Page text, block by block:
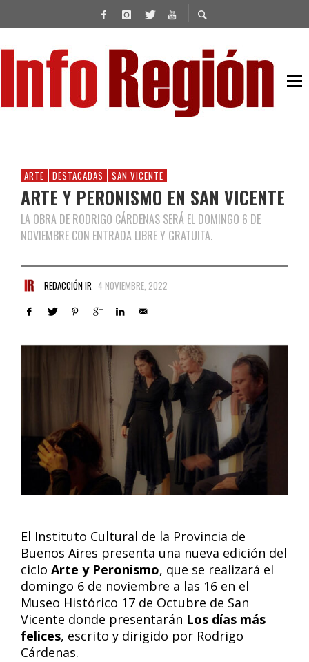
ARTE DESTACADAS SAN VICENTE
ARTE Y PERONISMO EN SAN VICENTE
LA OBRA DE RODRIGO CÁRDENAS SERÁ EL DOMINGO 6 DE
NOVIEMBRE CON ENTRADA LIBRE Y GRATUITA.
REDACCIÓN IR 4 NOVIEMBRE, 2022
El Instituto Cultural de la Provincia de
Buenos Aires presenta una nueva edición del
ciclo Arte y Peronismo, que se realizará el
domingo 6 de noviembre a las 16 en el
Museo Histórico 17 de Octubre de San
Vicente donde presentarán Los días más
felices, escrito y dirigido por Rodrigo
Cárdenas.